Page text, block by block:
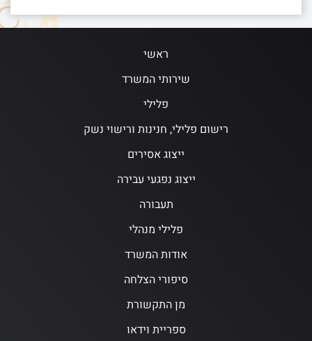
ראשי
שירותי המשרד
פלילי
רישום פלילי, חנינות ורישוי נשק
ייצוג אסירים
ייצוג נפגעי עבירה
תעבורה
פלילי מנהלי
אודות המשרד
סיפורי הצלחה
מן התקשורת
ספריית וידאו